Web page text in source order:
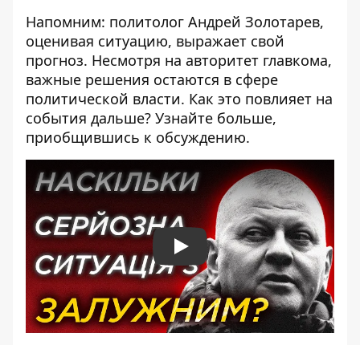
Напомним: политолог Андрей Золотарев,
оценивая ситуацию, выражает свой
прогноз. Несмотря на авторитет главкома,
важные решения остаются в сфере
политической власти. Как это повлияет на
события дальше? Узнайте больше,
приобщившись к обсуждению.
Play